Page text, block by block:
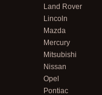
Land Rover
Lincoln
Mazda
Mercury
Mitsubishi
Nissan
Opel
Pontiac